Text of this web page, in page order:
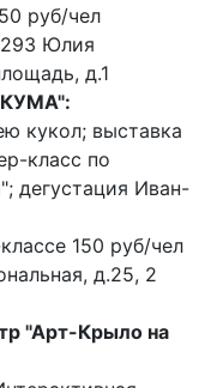
руб/чел
Юлия
д.1
кукол; выставка
класс по
дегустация Иван-
150 руб/чел
д.25, 2
"Арт-Крыло на